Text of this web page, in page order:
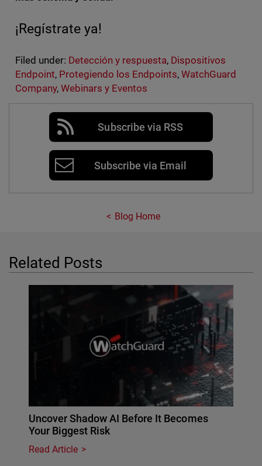
¡Regístrate ya!
Filed under: Detección y respuesta, Dispositivos
Endpoint, Protegiendo los Endpoints,WatchGuard
Company, Webinars y Eventos
Subscribe via RSS
Subscribe via Email
Blog Home
Related Posts
Uncover Shadow AI Before It Becomes
Your Biggest Risk
Read Article